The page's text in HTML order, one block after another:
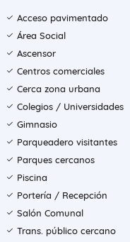
Acceso pavimentado
Área Social
Ascensor
Centros comerciales
Cerca zona urbana
Colegios / Universidades
Gimnasio
Parqueadero visitantes
Parques cercanos
Piscina
Portería / Recepción
Salón Comunal
Trans. público cercano